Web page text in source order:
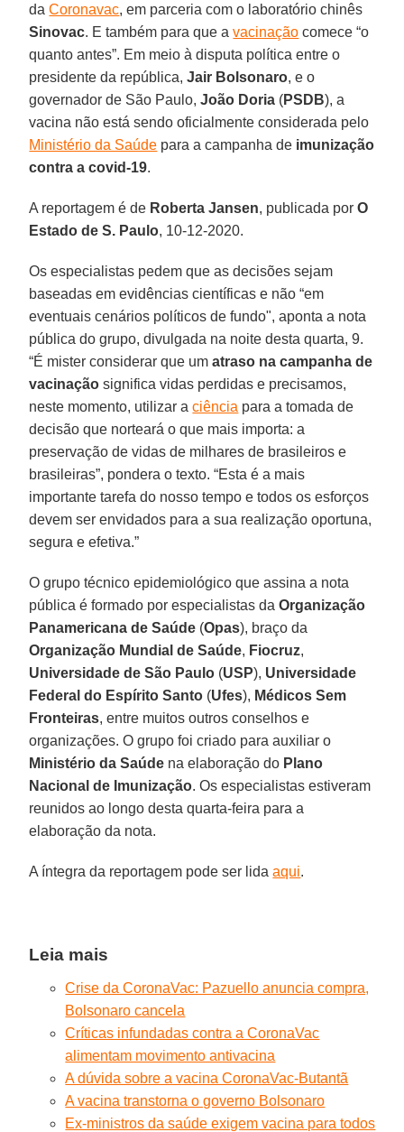
daCoronavac, em parceria com o laboratório chinês
Sinovac. E também para que avacinação comece “o
quanto antes”. Em meio à disputa política entre o
presidente da república,Jair Bolsonaro, e o
governador de São Paulo,João Doria (PSDB), a
vacina não está sendo oficialmente considerada pelo
Ministério da Saúde para a campanha de imunização
contra a covid-19.
A reportagem é de Roberta Jansen, publicada porO
Estado de S. Paulo, 10-12-2020.
Os especialistas pedem que as decisões sejam
baseadas em evidências científicas e não “em
eventuais cenários políticos de fundo", aponta a nota
pública do grupo, divulgada na noite desta quarta, 9.
“É mister considerar que umatraso na campanha de
vacinação significa vidas perdidas e precisamos,
neste momento, utilizar aciência para a tomada de
decisão que norteará o que mais importa: a
preservação de vidas de milhares de brasileiros e
brasileiras”, pondera o texto. “Esta é a mais
importante tarefa do nosso tempo e todos os esforços
devem ser envidados para a sua realização oportuna,
segura e efetiva.”
O grupo técnico epidemiológico que assina a nota
pública é formado por especialistas daOrganização
Panamericana de Saúde (Opas), braço da
Organização Mundial de Saúde, Fiocruz,
Universidade de São Paulo (USP), Universidade
Federal do Espírito Santo (Ufes), Médicos Sem
Fronteiras, entre muitos outros conselhos e
organizações. O grupo foi criado para auxiliar o
Ministério da Saúde na elaboração do Plano
Nacional de Imunização. Os especialistas estiveram
reunidos ao longo desta quarta-feira para a
elaboração da nota.
A íntegra da reportagem pode ser lidaaqui.
Leia mais
Crise da CoronaVac: Pazuello anuncia compra,
Bolsonaro cancela
Críticas infundadas contra a CoronaVac
alimentam movimento antivacina
A dúvida sobre a vacina CoronaVac-Butantã
A vacina transtorna o governo Bolsonaro
Ex-ministros da saúde exigem vacina para todos